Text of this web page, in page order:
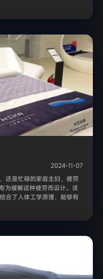
2024-11-07
还是忙碌的家庭主妇，疲劳
为缓解这种疲劳而设计。该
合了人体工学原理，能够有